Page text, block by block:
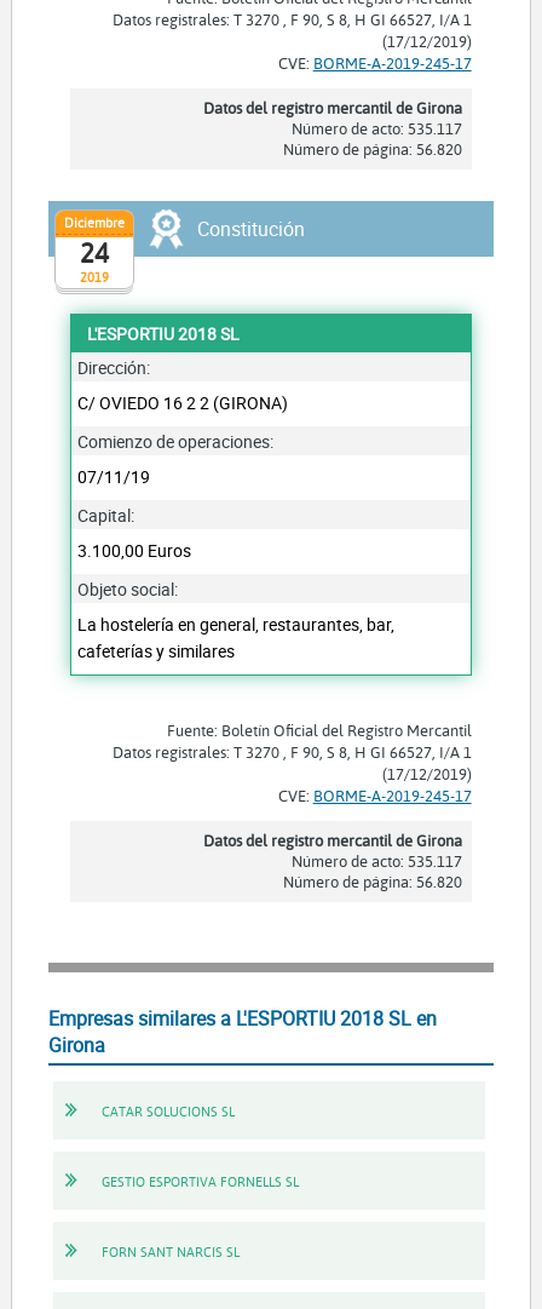
Datos registrales: T 3270 , F 90, S 8, H GI 66527, I/A 1
(17/12/2019)
CVE: BORME-A-2019-245-17
Datos del registro mercantil de Girona
Número de acto: 535.117
Número de página: 56.820
2019
Diciembre
24
Constitución
L'ESPORTIU 2018 SL
Dirección:
C/ OVIEDO 16 2 2 (GIRONA)
Comienzo de operaciones:
07/11/19
Capital:
3.100,00 Euros
Objeto social:
La hostelería en general, restaurantes, bar,
cafeterías y similares
Fuente: Boletín Oficial del Registro Mercantil
Datos registrales: T 3270 , F 90, S 8, H GI 66527, I/A 1
(17/12/2019)
CVE: BORME-A-2019-245-17
Datos del registro mercantil de Girona
Número de acto: 535.117
Número de página: 56.820
Empresas similares a L'ESPORTIU 2018 SL en
Girona
CATAR SOLUCIONS SL
GESTIO ESPORTIVA FORNELLS SL
FORN SANT NARCIS SL